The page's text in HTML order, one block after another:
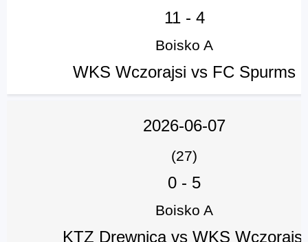
11- 4
Boisko A
WKS Wczorajsi vs FC Spurms
2026-06-07
(27)
0 - 5
Boisko A
KTZ Drewnica vs WKS Wczorajsi